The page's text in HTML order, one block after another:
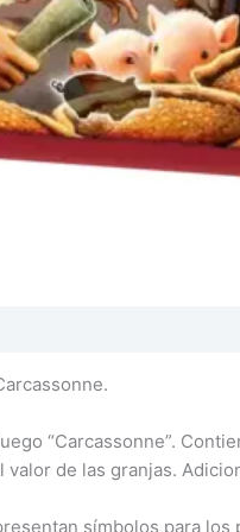
“Carcassonne”.
valor de las granjas.
símbolos para